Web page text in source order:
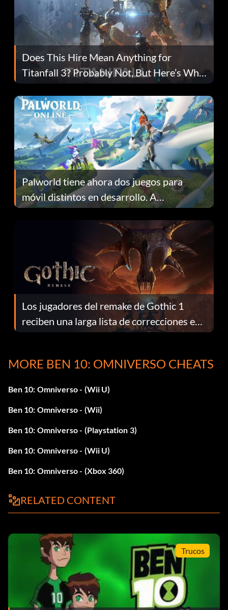
Does This Hire Mean Anything for
Titanfall 3? Probably Not, But Here’s Why
Fans Are Hopeful
Palworld tiene ahora dos juegos para
móvil distintos en desarrollo. A
continuación te explicamos por qué.
Los jugadores del remake de Gothic 1
reciben una larga lista de correcciones en
el parche 1.0.4
MORE BEN 10: OMNIVERSO CHEATS
Ben 10: Omniverso - (Wii U)
Ben 10: Omniverso - (Wii)
Ben 10: Omniverso - (Playstation 3)
Ben 10: Omniverso - (Wii U)
Ben 10: Omniverso - (Xbox 360)
RELATED CONTENT
Trucos